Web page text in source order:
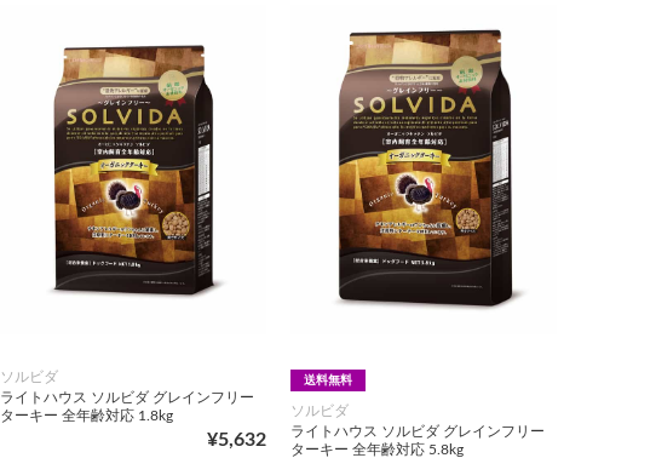
ソルビダ
ライトハウス ソルビダ グレインフリー
ターキー 全年齢対応 1.8kg
¥5,632
送料無料
ソルビダ
ライトハウス ソルビダ グレインフリー
ターキー 全年齢対応 5.8kg